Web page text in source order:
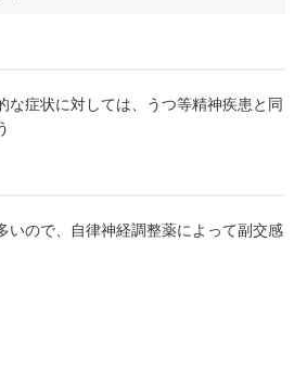
な症状に対しては、うつ等精神疾患と同
いので、自律神経調整薬によって副交感